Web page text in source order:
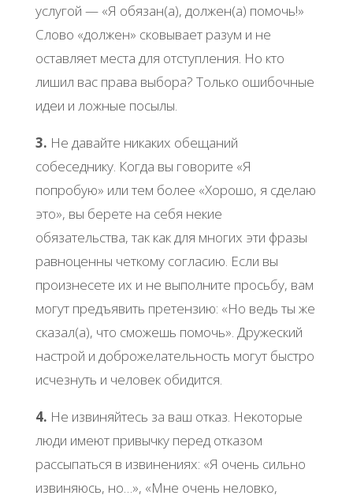
услугой — «Я обязан(а), должен(а) помочь!»
Слово «должен» сковывает разум и не
оставляет места для отступления. Но кто
лишил вас права выбора? Только ошибочные
идеи и ложные посылы.
3. Не давайте никаких обещаний
собеседнику. Когда вы говорите «Я
попробую» или тем более «Хорошо, я сделаю
это», вы берете на себя некие
обязательства, так как для многих эти фразы
равноценны четкому согласию. Если вы
произнесете их и не выполните просьбу, вам
могут предъявить претензию: «Но ведь ты же
сказал(а), что сможешь помочь». Дружеский
настрой и доброжелательность могут быстро
исчезнуть и человек обидится.
4. Не извиняйтесь за ваш отказ. Некоторые
люди имеют привычку перед отказом
рассыпаться в извинениях: «Я очень сильно
извиняюсь, но…», «Мне очень неловко,